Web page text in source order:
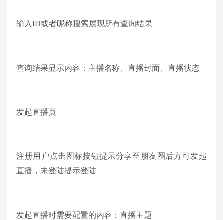
输入ID或者昵称搜索展现所有查询结果
查询结果显示内容：主播名称、直播封面、直播状态
发起直播页
注册用户点击图标按钮提示分享至朋友圈后方可发起
直播，未登陆提示登陆
发起直播时需要配置的内容：直播主题